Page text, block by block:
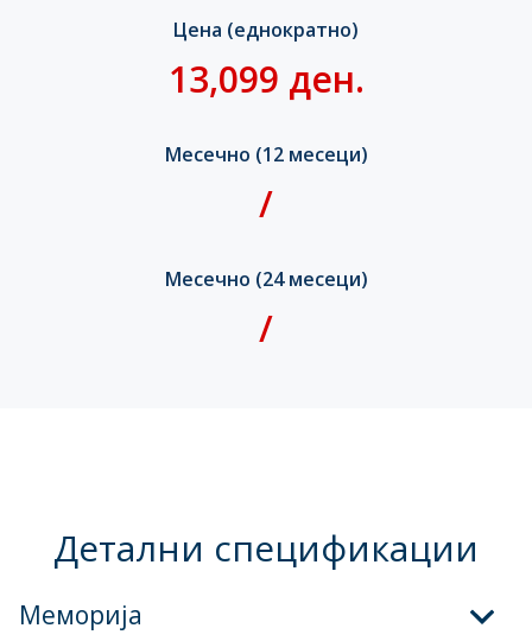
Цена (еднократно)
13,099 ден.
Месечно (12 месеци)
/
Месечно (24 месеци)
/
Детални спецификации
Меморија